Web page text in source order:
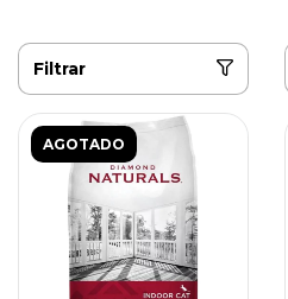
Filtrar
AGOTADO